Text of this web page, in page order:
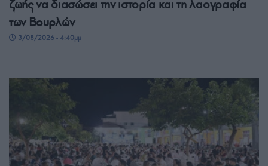
ζωής να διασώσει την ιστορία και τη λαογραφία
των Βουρλών
3/08/2026 - 4:40μμ